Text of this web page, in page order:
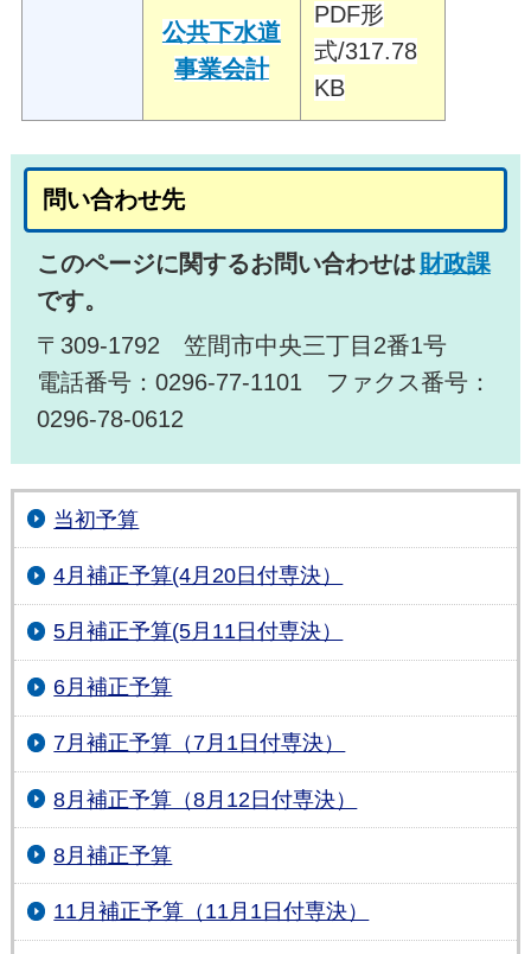
公共下水道
事業会計
PDF形
式/317.78
KB
問い合わせ先
このページに関するお問い合わせは 財政課
です。
〒309-1792 笠間市中央三丁目2番1号
電話番号：0296-77-1101 ファクス番号：
0296-78-0612
当初予算
4月補正予算(4月20日付専決）
5月補正予算(5月11日付専決）
6月補正予算
7月補正予算（7月1日付専決）
8月補正予算（8月12日付専決）
8月補正予算
11月補正予算（11月1日付専決）